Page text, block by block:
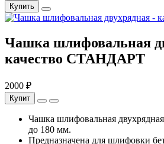
Купить
Чашка шлифовальная
качество СТАНДАРТ
2000 ₽
Купит
Чашка шлифовальная
до 180 мм.
Предназначена для шлифовки